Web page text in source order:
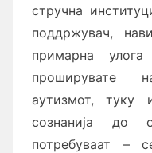
стручна
поддржувач,
примарна
проширувате
аутизмот,
сознанија до
потребуваат –